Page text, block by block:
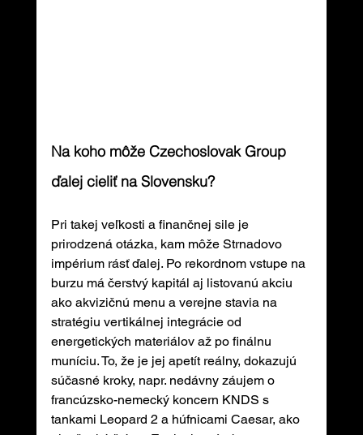
Na koho môže Czechoslovak Group
ďalej cieliť na Slovensku?
Pri takej veľkosti a finančnej sile je
prirodzená otázka, kam môže Strnadovo
impérium rásť ďalej. Po rekordnom vstupe na
burzu má čerstvý kapitál aj listovanú akciu
ako akvizičnú menu a verejne stavia na
stratégiu vertikálnej integrácie od
energetických materiálov až po finálnu
muníciu. To, že je jej apetít reálny, dokazujú
súčasné kroky, napr. nedávny záujem o
francúzsko-nemecký koncern KNDS s
tankami Leopard 2 a húfnicami Caesar, ako